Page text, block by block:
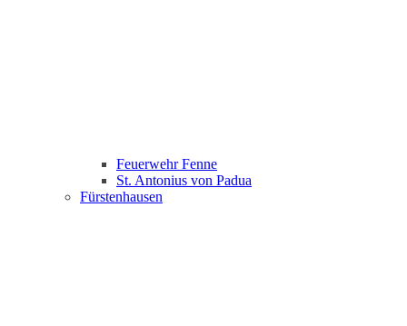
Feuerwehr Fenne
St. Antonius von Padua
Fürstenhausen